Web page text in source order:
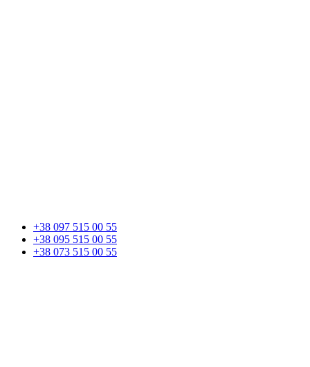
+38 097 515 00 55
+38 095 515 00 55
+38 073 515 00 55